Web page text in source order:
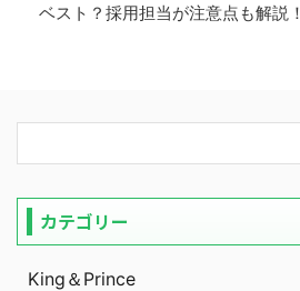
ベスト？採用担当が注意点も解説！
カテゴリー
King＆Prince